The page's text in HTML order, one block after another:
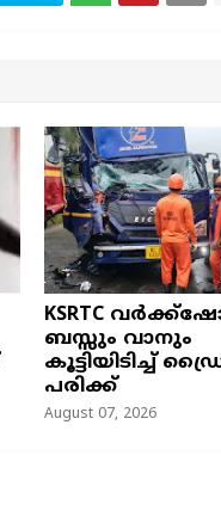
KSRTC
ബസ്സും വാനും
കൂട്ടിയിടിച്ച്
പരിക്ക്
August 07, 2026